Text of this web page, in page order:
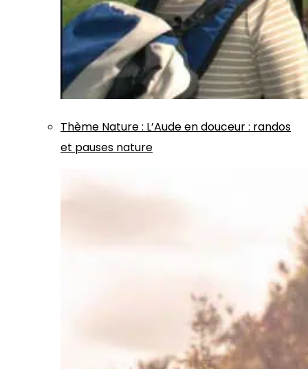
Thème Nature: L’Aude en douceur : randos
et pauses nature